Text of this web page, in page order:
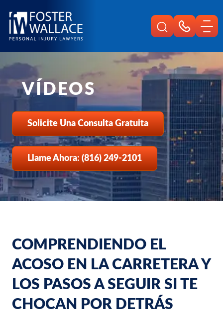
Videos
VÍDEOS
Solicite Una Consulta Gratuita
Llame Ahora: (816) 249-2101
COMPRENDIENDO EL
ACOSO EN LA CARRETERA Y
LOS PASOS A SEGUIR SI TE
CHOCAN POR DETRÁS